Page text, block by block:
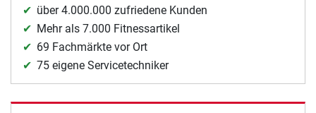
über 4.000.000 zufriedene Kunden
Mehr als 7.000 Fitnessartikel
69 Fachmärkte vor Ort
75 eigene Servicetechniker